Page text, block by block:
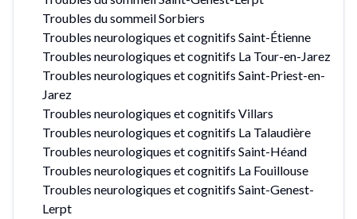
Troubles du sommeil Sorbiers
Troubles neurologiques et cognitifs Saint-Étienne
Troubles neurologiques et cognitifs La Tour-en-Jarez
Troubles neurologiques et cognitifs Saint-Priest-en-
Jarez
Troubles neurologiques et cognitifs Villars
Troubles neurologiques et cognitifs La Talaudière
Troubles neurologiques et cognitifs Saint-Héand
Troubles neurologiques et cognitifs La Fouillouse
Troubles neurologiques et cognitifs Saint-Genest-
Lerpt